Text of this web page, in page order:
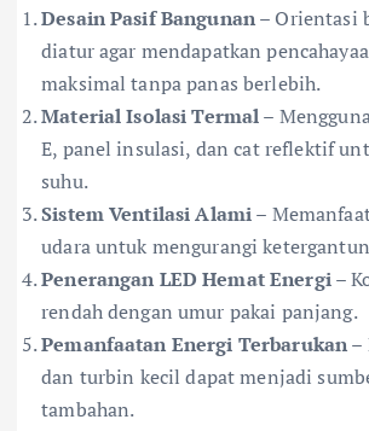
Desain Pasif Bangunan– Orientasi
diatur agar mendapatkan
maksimal tanpa panas berlebih.
Material Isolasi Termal–
E, panel insulasi, dan cat reflektif
suhu.
Sistem Ventilasi Alami–
udara untuk mengurangi
Penerangan LED Hemat Energi–
rendah dengan umur pakai panjang.
Pemanfaatan Energi Terbarukan–
dan turbin kecil dapat menjadi
tambahan.